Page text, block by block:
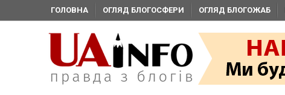
ГОЛОВНА ОГЛЯД БЛОГОСФЕРИ ОГЛЯД БЛОГОЖАБ